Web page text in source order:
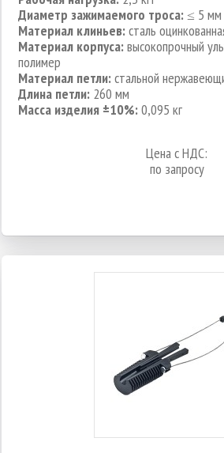
Диаметр зажимаемого троса:≤ 5 мм
Материал клиньев:сталь
Материал корпуса:высокопрочный
полимер
Материал петли:стальной
Длина петли: 260 мм
Масса изделия ±10%:0,095 кг
Цена с НДС:
по запросу